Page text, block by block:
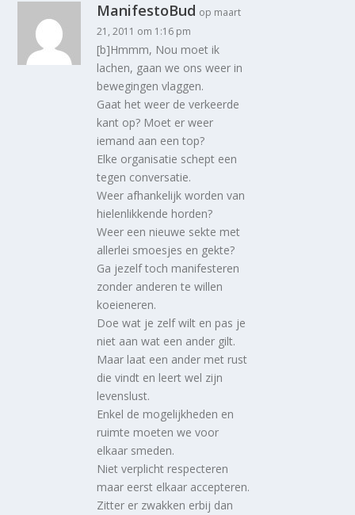
ManifestoBud op maart
21, 2011 om 1:16 pm
[b]Hmmm, Nou moet ik
lachen, gaan we ons weer in
bewegingen vlaggen.
Gaat het weer de verkeerde
kant op? Moet er weer
iemand aan een top?
Elke organisatie schept een
tegen conversatie.
Weer afhankelijk worden van
hielenlikkende horden?
Weer een nieuwe sekte met
allerlei smoesjes en gekte?
Ga jezelf toch manifesteren
zonder anderen te willen
koeieneren.
Doe wat je zelf wilt en pas je
niet aan wat een ander gilt.
Maar laat een ander met rust
die vindt en leert wel zijn
levenslust.
Enkel de mogelijkheden en
ruimte moeten we voor
elkaar smeden.
Niet verplicht respecteren
maar eerst elkaar accepteren.
Zitter er zwakken erbij dan